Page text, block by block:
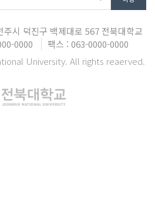
주시 덕진구 백제대로 567 전북대학교
0000
팩스 : 063-0000-0000
University. All rights reaerved.